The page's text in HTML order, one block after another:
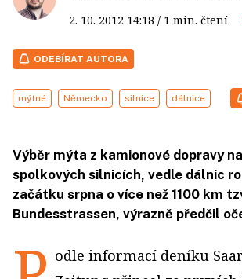
2. 10. 2012 14:18 / 1 min. čtení
ODEBÍRAT AUTORA
mýtné Německo silnice dálnice
Výběr mýta z kamionové dopravy
spolkových silnicích, vedle dálnic
začátku srpna o více než 1100 km
Bundesstrassen, výrazně předčil
odle informací deníku